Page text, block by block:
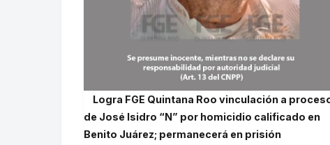
Logra FGE Quintana Roo vinculación a
de José Isidro “N” por homicidio calificado en
Benito Juárez; permanecerá en prisión